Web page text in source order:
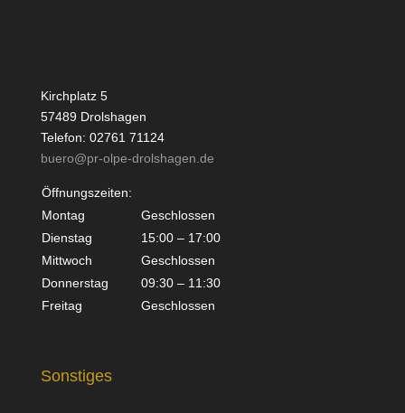
Kirchplatz 5
57489 Drolshagen
Telefon: 02761 71124
buero@pr-olpe-drolshagen.de
Öffnungszeiten:
Montag
Geschlossen
Dienstag
15:00 – 17:00
Mittwoch
Geschlossen
Donnerstag
09:30 – 11:30
Freitag
Geschlossen
Sonstiges